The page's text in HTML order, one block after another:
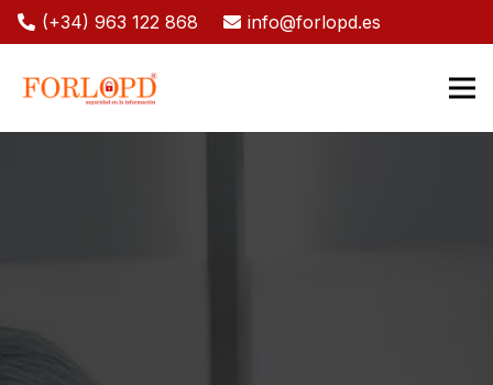
(+34) 963 122 868 info@forlopd.es